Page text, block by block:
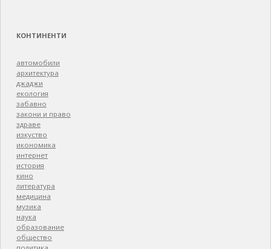
КОНТИНЕНТИ
автомобили
архитектура
джаджи
екология
забавно
закони и право
здраве
изкуство
икономика
интернет
история
кино
литература
медицина
музика
наука
образование
общество